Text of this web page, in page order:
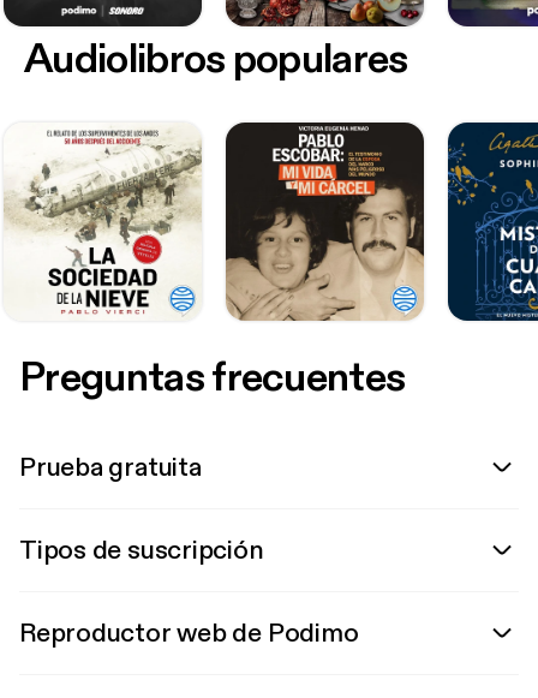
Audiolibros populares
Preguntas frecuentes
Prueba gratuita
Tipos de suscripción
Reproductor web de Podimo